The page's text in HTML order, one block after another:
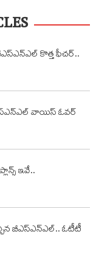
కొత్త ఫీచర్..
వాయిస్ ఓవర్
ఇవే..
బీఎస్‌ఎన్‌ఎల్‌.. ఓటీటీ